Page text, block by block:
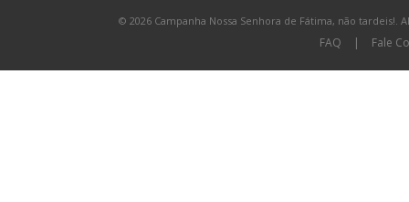
© 2026 Campanha Nossa Senhora de Fátima, não tardeis!.
FAQ | Fale